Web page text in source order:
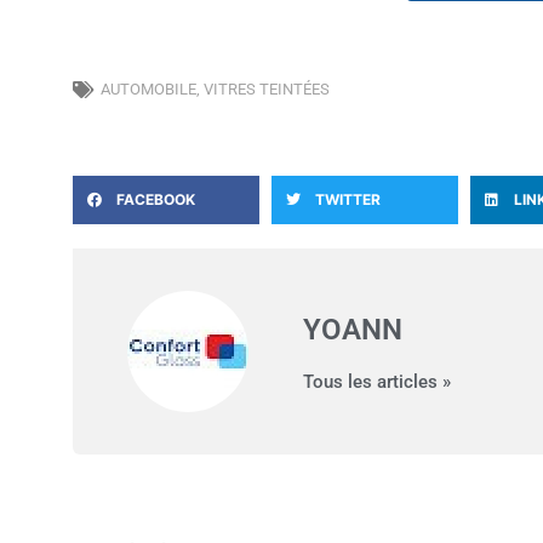
AUTOMOBILE, VITRES TEINTÉES
FACEBOOK TWITTER
YOANN
Tous les articles »